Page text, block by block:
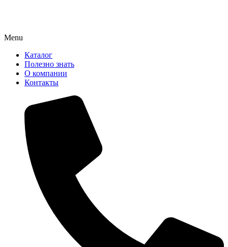
Menu
Каталог
Полезно знать
О компании
Контакты